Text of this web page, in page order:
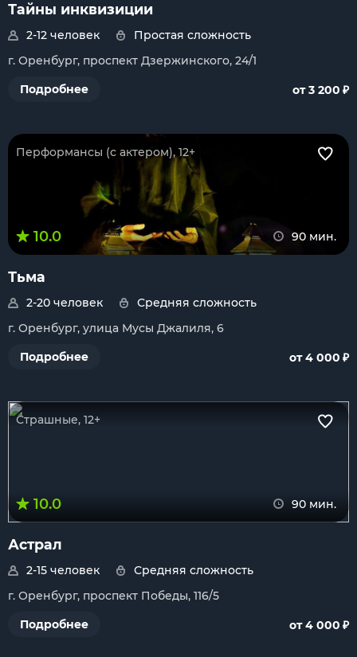
Тайны инквизиции
2-12 человек
Простая сложность
г. Оренбург, проспект Дзержинского, 24/1
Подробнее
от 3 200 ₽
Перформансы (с актером), 12+
10.0 90 мин.
Тьма
2-20 человек
Средняя сложность
г. Оренбург, улица Мусы Джалиля, 6
Подробнее
от 4 000 ₽
Страшные, 12+
10.0 90 мин.
Астрал
2-15 человек
Средняя сложность
г. Оренбург, проспект Победы, 116/5
Подробнее
от 4 000 ₽